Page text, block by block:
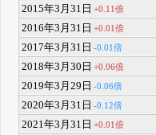
2015年3月31日 +0.11倍
2016年3月31日 +0.01倍
2017年3月31日 -0.01倍
2018年3月30日 +0.06倍
2019年3月29日 -0.06倍
2020年3月31日 -0.12倍
2021年3月31日 +0.01倍